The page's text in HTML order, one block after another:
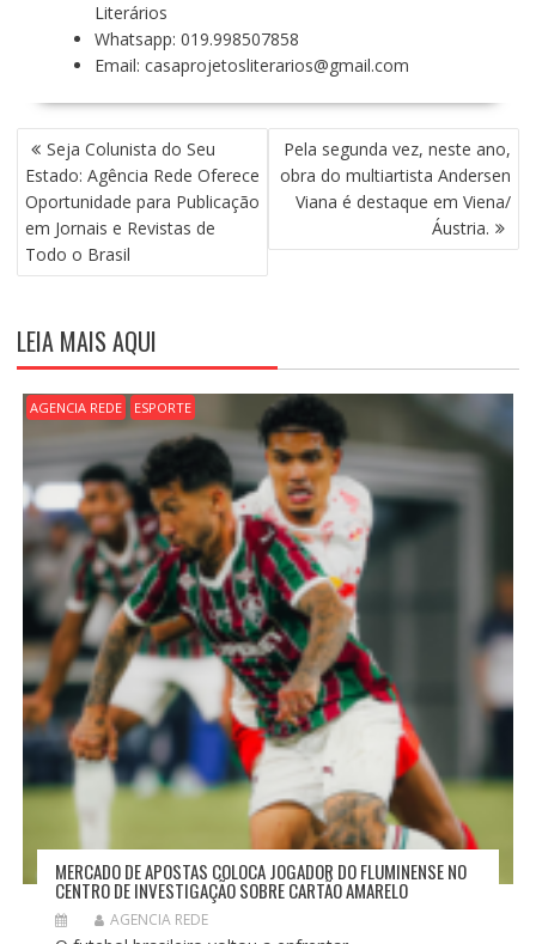
Literários
Whatsapp: 019.998507858
Email: casaprojetosliterarios@gmail.com
N
A
V
E
G
A
Ã
O
D
E
P
S
T
Seja Colunista do Seu
Estado: Agência Rede Oferece
Oportunidade para Publicação
em Jornais e Revistas de
Todo o Brasil
Pela segunda vez, neste ano,
obra do multiartista Andersen
Viana é destaque em Viena/
Áustria.
LEIA MAIS AQUI
AGENCIA REDE ESPORTE
MERCADO DE APOSTAS COLOCA JOGADOR DO FLUMINENSE NO
CENTRO DE INVESTIGAÇÃO SOBRE CARTÃO AMARELO
AGENCIA REDE